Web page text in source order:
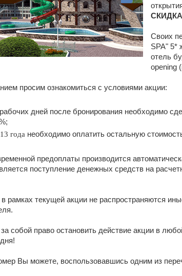
СКИДКА
Своих
SPA" 5*
отель
opening
просим ознакомиться с условиями акции:
дней после бронирования необходимо
года необходимо оплатить остальную
предоплаты производится
поступление денежных средств на
рамках текущей акции не распространяются
собой право остановить действие акции в
Вы можете, воспользовавшись одним из